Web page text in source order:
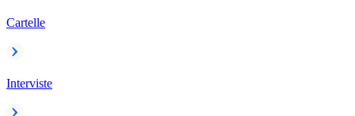
Cartelle
Interviste